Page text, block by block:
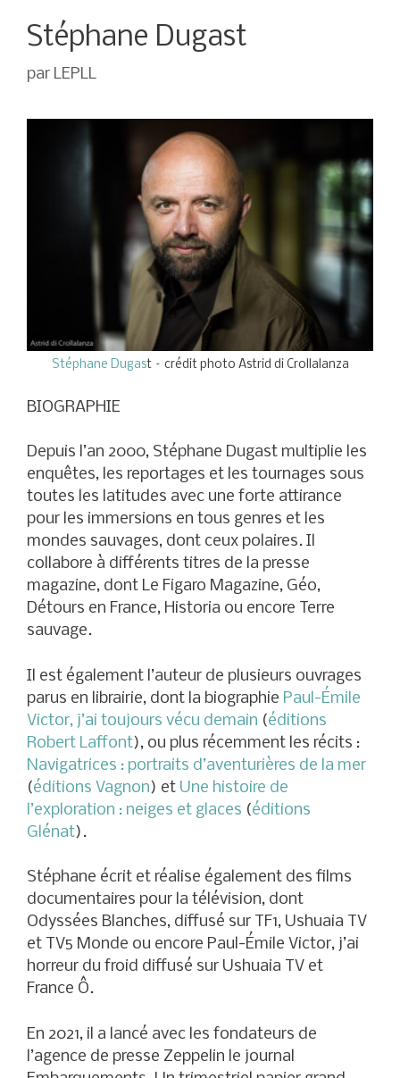
Stéphane Dugast
par LEPLL
Stéphane Dugast – crédit photo Astrid di Crollalanza
BIOGRAPHIE
Depuis l’an 2000, Stéphane Dugast multiplie les
enquêtes, les reportages et les tournages sous
toutes les latitudes avec une forte attirance
pour les immersions en tous genres et les
mondes sauvages, dont ceux polaires. Il
collabore à différents titres de la presse
magazine, dont Le Figaro Magazine, Géo,
Détours en France, Historia ou encore Terre
sauvage.
Il est également l’auteur de plusieurs ouvrages
parus en librairie, dont la biographie Paul-Émile
Victor, j’ai toujours vécu demain (éditions
Robert Laffont), ou plus récemment les récits :
Navigatrices : portraits d’aventurières de la mer
(éditions Vagnon) et Une histoire de
l’exploration : neiges et glaces (éditions
Glénat).
Stéphane écrit et réalise également des films
documentaires pour la télévision, dont
Odyssées Blanches, diffusé sur TF1, Ushuaia TV
et TV5 Monde ou encore Paul-Émile Victor, j’ai
horreur du froid diffusé sur Ushuaia TV et
France Ô.
En 2021, il a lancé avec les fondateurs de
l’agence de presse Zeppelin le journal